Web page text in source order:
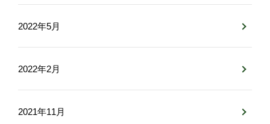
2022年5月
2022年2月
2021年11月